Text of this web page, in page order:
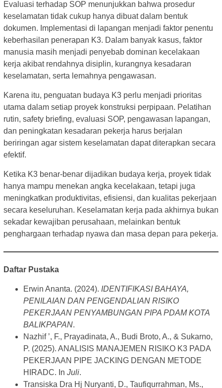
Evaluasi terhadap SOP menunjukkan bahwa prosedur
keselamatan tidak cukup hanya dibuat dalam bentuk
dokumen. Implementasi di lapangan menjadi faktor penentu
keberhasilan penerapan K3. Dalam banyak kasus, faktor
manusia masih menjadi penyebab dominan kecelakaan
kerja akibat rendahnya disiplin, kurangnya kesadaran
keselamatan, serta lemahnya pengawasan.
Karena itu, penguatan budaya K3 perlu menjadi prioritas
utama dalam setiap proyek konstruksi perpipaan. Pelatihan
rutin, safety briefing, evaluasi SOP, pengawasan lapangan,
dan peningkatan kesadaran pekerja harus berjalan
beriringan agar sistem keselamatan dapat diterapkan secara
efektif.
Ketika K3 benar-benar dijadikan budaya kerja, proyek tidak
hanya mampu menekan angka kecelakaan, tetapi juga
meningkatkan produktivitas, efisiensi, dan kualitas pekerjaan
secara keseluruhan. Keselamatan kerja pada akhirnya bukan
sekadar kewajiban perusahaan, melainkan bentuk
penghargaan terhadap nyawa dan masa depan para pekerja.
Daftar Pustaka
Erwin Ananta. (2024). IDENTIFIKASI BAHAYA,
PENILAIAN DAN PENGENDALIAN RISIKO
PEKERJAAN PENYAMBUNGAN PIPA PDAM KOTA
BALIKPAPAN.
Nazhif ’, F., Prayadinata, A., Budi Broto, A., & Sukarno,
P. (2025). ANALISIS MANAJEMEN RISIKO K3 PADA
PEKERJAAN PIPE JACKING DENGAN METODE
HIRADC. In Juli.
Transiska Dra Hj Nuryanti, D., Taufiqurrahman, Ms.,